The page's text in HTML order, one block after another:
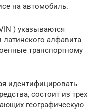
на автомобиль.
) указываются
алфавита
транспортному
идентифицировать
состоит из трех
географическую